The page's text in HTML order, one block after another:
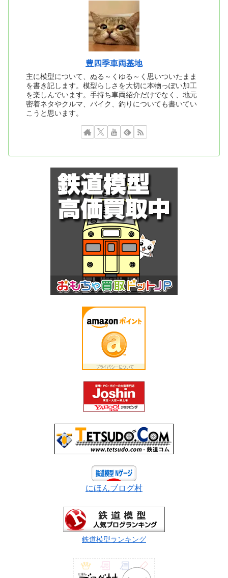
豊四季車両基地
主に模型について、ぬる～くゆる～く思いついたまま
を書き記します。模型らしさを大切に本物っぽい加工
を楽しんでいます。手持ち車両紹介だけでなく、地元
密着ネタやクルマ、バイク、釣りについても書いてい
こうと思います。
にほんブログ村
鉄道模型ランキング